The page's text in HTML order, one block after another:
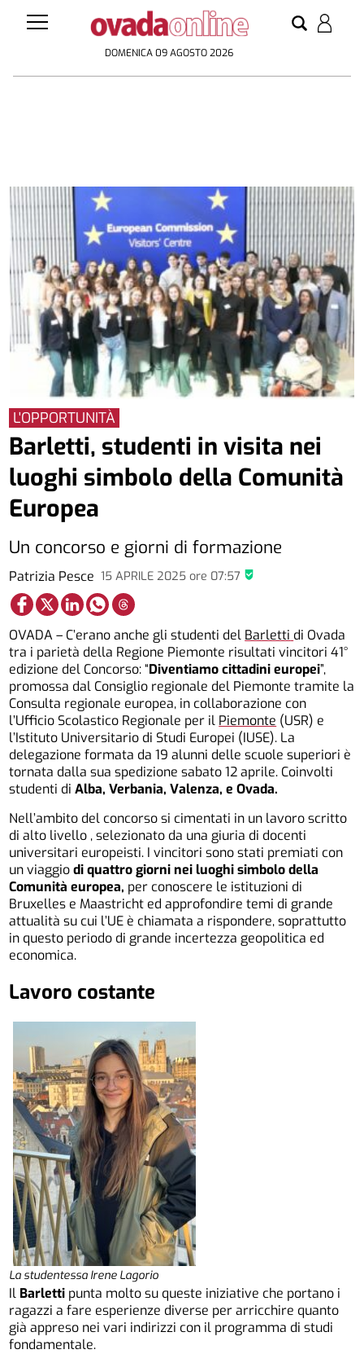
DOMENICA 09 AGOSTO 2026
Patrizia Pesce 15 APRILE 2025ore 07:57
L'OPPORTUNITÀ
Barletti, studenti in visita nei
luoghi simbolo della Comunità
Europea
Un concorso e giorni di formazione
OVADA – C’erano anche gli studenti del Barletti di Ovada
tra i parietà della Regione Piemonte risultati vincitori 41°
edizione del Concorso: “Diventiamo cittadini europei”,
promossa dal Consiglio regionale del Piemonte tramite la
Consulta regionale europea, in collaborazione con
l’Ufficio Scolastico Regionale per il Piemonte (USR) e
l’Istituto Universitario di Studi Europei (IUSE). La
delegazione formata da 19 alunni delle scuole superiori è
tornata dalla sua spedizione sabato 12 aprile. Coinvolti
studenti di Alba, Verbania, Valenza, e Ovada.
Nell’ambito del concorso si cimentati in un lavoro scritto
di alto livello , selezionato da una giuria di docenti
universitari europeisti. I vincitori sono stati premiati con
un viaggiodi quattro giorni nei luoghi simbolo della
Comunità europea, per conoscere le istituzioni di
Bruxelles e Maastricht ed approfondire temi di grande
attualità su cui l’UE è chiamata a rispondere, soprattutto
in questo periodo di grande incertezza geopolitica ed
economica.
Lavoro costante
La studentessa Irene Lagorio
Il Barletti punta molto su queste iniziative che portano i
ragazzi a fare esperienze diverse per arricchire quanto
già appreso nei vari indirizzi con il programma di studi
fondamentale.